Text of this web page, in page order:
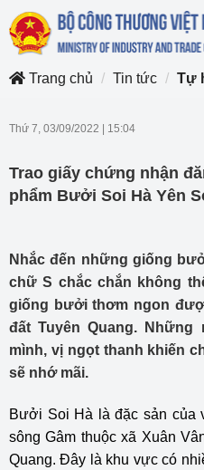
Trang chủ
Tin tức Tự
Thứ 7, 03/09/2022 15:04
Trao giấy chứng nhận
phẩm Bưởi Soi Hà Yên
Nhắc đến những giống
chữ S chắc chắn không
giống bưởi thơm ngon
đất Tuyên Quang.
mình, vị ngọt thanh khiến
sẽ nhớ mãi.
Bưởi Soi Hà là đặc sản của
sông Gâm thuộc xã Xuân
Quang. Đây là khu vực có